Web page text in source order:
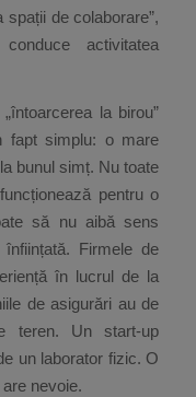
de colaborare”,
activitatea
la birou”
fapt simplu: o mare
bunul simț. Nu toate
pentru o
să nu aibă sens
Firmele de
în lucrul de la
de asigurări au de
teren. Un start-up
un laborator fizic. O
nevoie.